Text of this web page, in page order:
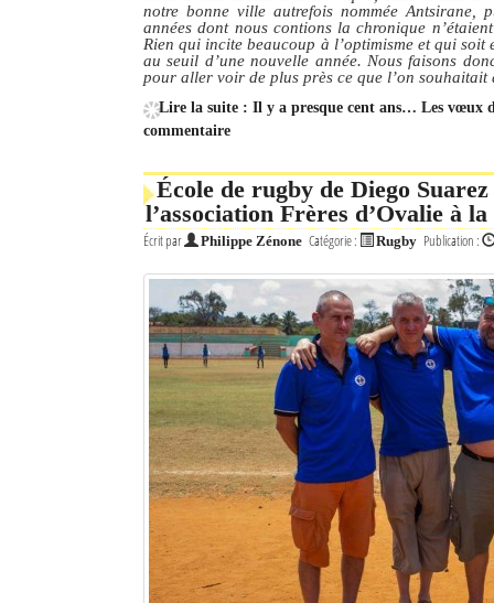
notre bonne ville autrefois nommée Antsirane,
années dont nous contions la chronique
Rien qui incite beaucoup à l’optimisme et qui
au seuil d’une nouvelle année. Nous faisons
pour aller voir de plus près ce que l’on
Lire la suite : Il y a presque cent ans… Les vœux
commentaire
École de rugby de Diego
l’association Frères d’Ovalie à la
Écrit par Philippe Zénone Catégorie : Rugby Publication :